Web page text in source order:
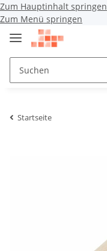
Zum Hauptinhalt springen
Zum Menü springen
Startseite